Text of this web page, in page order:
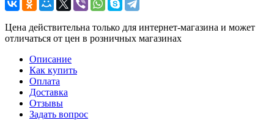
Цена действительна только для интернет-магазина и может
отличаться от цен в розничных магазинах
Описание
Как купить
Оплата
Доставка
Отзывы
Задать вопрос